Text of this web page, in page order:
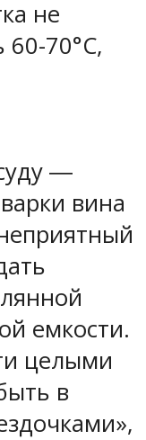
не
70°С,
―
вина
емкости.
целыми
в